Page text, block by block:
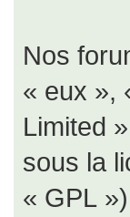
Nos
« eux »,
Limited
sous la
« GPL